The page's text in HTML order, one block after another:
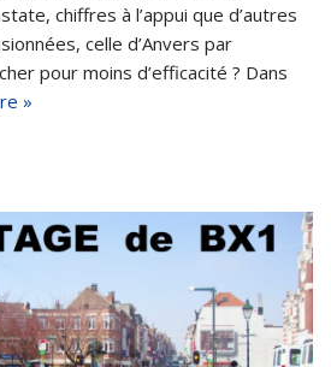
chiffres à l’appui que d’autres
celle d’Anvers par
pour moins d’efficacité ? Dans
»